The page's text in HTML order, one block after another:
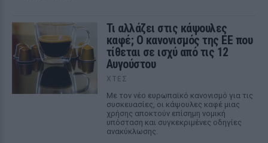
Τι αλλάζει στις κάψουλες
καφέ; Ο κανονισμός της ΕΕ που
τίθεται σε ισχύ από τις 12
Αυγούστου
ΧΤΕΣ
Με τον νέο ευρωπαϊκό κανονισμό για τις
συσκευασίες, οι κάψουλες καφέ μιας
χρήσης αποκτούν επίσημη νομική
υπόσταση και συγκεκριμένες οδηγίες
ανακύκλωσης.